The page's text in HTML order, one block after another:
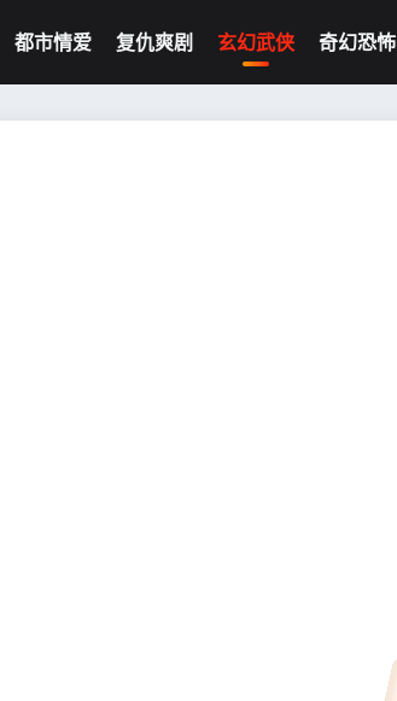
都市情爱 复仇爽剧 玄幻武侠 奇幻恐怖
我的观影记录